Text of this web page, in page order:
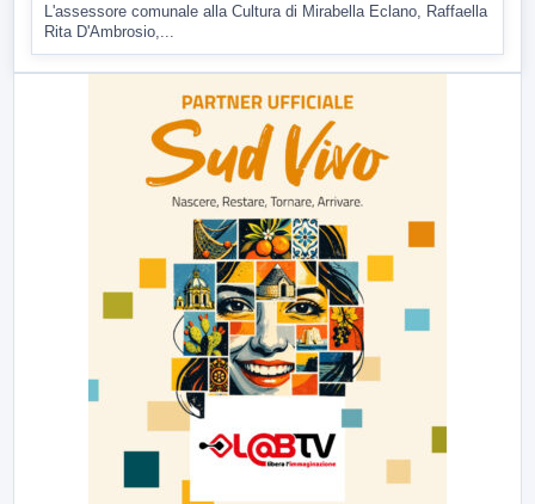
L'assessore comunale alla Cultura di Mirabella Eclano, Raffaella
Rita D'Ambrosio,...